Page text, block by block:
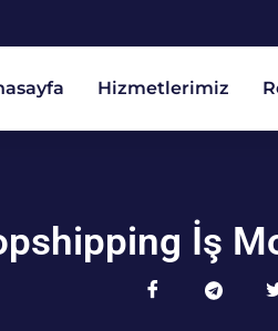
Hizmetlerimiz
İş